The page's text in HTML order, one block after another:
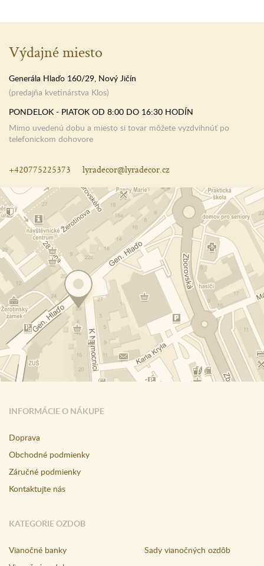
INFORMÁCIE O NÁKUPE
Doprava
Obchodné podmienky
Záručné podmienky
Kontaktujte nás
KATEGORIE OZDOB
Vianočné banky
Sady vianočných ozdôb
Výdajné miesto
Generála Hlaďo 160/29, Nový Jičín
(predajňa kvetinárstva Klos)
PONDELOK - PIATOK OD 8:00 DO 16:30 HODÍN
Mimo uvedenú dobu a miesto si tovar môžete vyzdvihnúť po
telefonickom dohovore
+420775225373 lyradecor@lyradecor.cz